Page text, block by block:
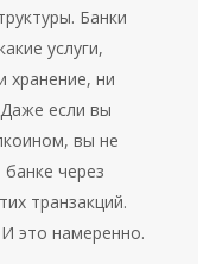
Банки
услуги,
хранение, ни
если вы
вы не
через
транзакций.
это намеренно.